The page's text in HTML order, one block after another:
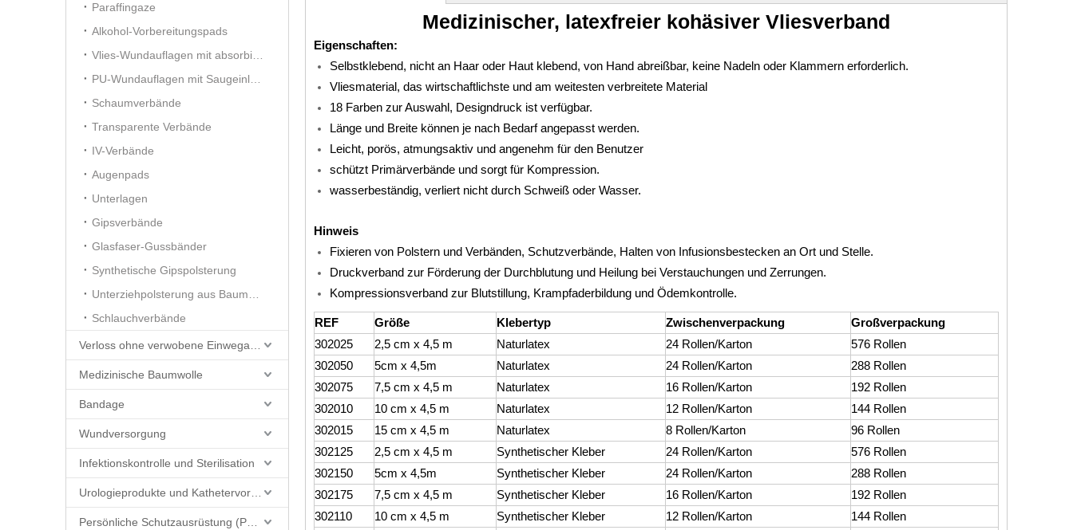
Paraffingaze
Alkohol-Vorbereitungspads
Schaumverbände
Transparente Verbände
IV-Verbände
Augenpads
Unterlagen
Gipsverbände
Glasfaser-Gussbänder
Synthetische Gipspolsterung
Schlauchverbände
Medizinische Baumwolle
Bandage
Wundversorgung
Infektionskontrolle und Sterilisation
Medizinischer, latexfreier kohäsiver Vliesverband
Eigenschaften:
Selbstklebend, nicht an Haar oder Haut klebend, von Hand abreißbar, keine Nadeln oder Klammern erforderlich.
Vliesmaterial, das wirtschaftlichste und am weitesten verbreitete Material
18 Farben zur Auswahl, Designdruck ist verfügbar.
Länge und Breite können je nach Bedarf angepasst werden.
Leicht, porös, atmungsaktiv und angenehm für den Benutzer
schützt Primärverbände und sorgt für Kompression.
wasserbeständig, verliert nicht durch Schweiß oder Wasser.
Hinweis
Fixieren von Polstern und Verbänden, Schutzverbände, Halten von Infusionsbestecken an Ort und Stelle.
Druckverband zur Förderung der Durchblutung und Heilung bei Verstauchungen und Zerrungen.
Kompressionsverband zur Blutstillung, Krampfaderbildung und Ödemkontrolle.
REF Größe Klebertyp Zwischenverpackung
Großverpackung
302025
2,5 cm x 4,5 m Naturlatex 24 Rollen/Karton
576 Rollen
302050
5cm x 4,5m Naturlatex 24 Rollen/Karton
288 Rollen
302075
7,5 cm x 4,5 m Naturlatex 16 Rollen/Karton
192 Rollen
302010
10 cm x 4,5 m Naturlatex 12 Rollen/Karton
144 Rollen
302015
15 cm x 4,5 m Naturlatex 8 Rollen/Karton
96 Rollen
302125
2,5 cm x 4,5 m Synthetischer Kleber 24 Rollen/Karton
576 Rollen
302150
5cm x 4,5m Synthetischer Kleber 24 Rollen/Karton
288 Rollen
302175
7,5 cm x 4,5 m Synthetischer Kleber 16 Rollen/Karton
192 Rollen
302110
10 cm x 4,5 m Synthetischer Kleber 12 Rollen/Karton
144 Rollen